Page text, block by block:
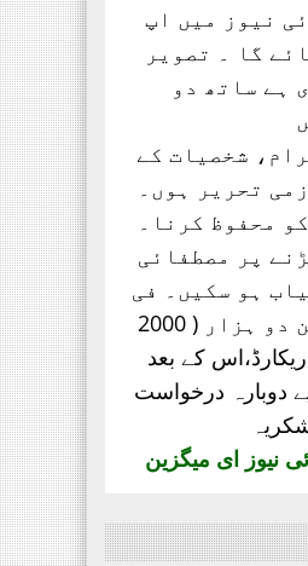
نیوز میں اپ
گا ۔ تصویر
ہے ساتھ دو
شخصیات کے
تحریر ہوں۔
محفوظ کرنا۔
پر مصطفائی
ہو سکیں۔ فی
سن دو ہزار ( 2000
اس کے بعد
دوبارہ درخواست
نیوز ای میگزین